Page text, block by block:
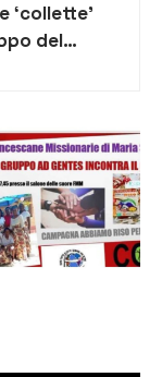
‘collette’
del